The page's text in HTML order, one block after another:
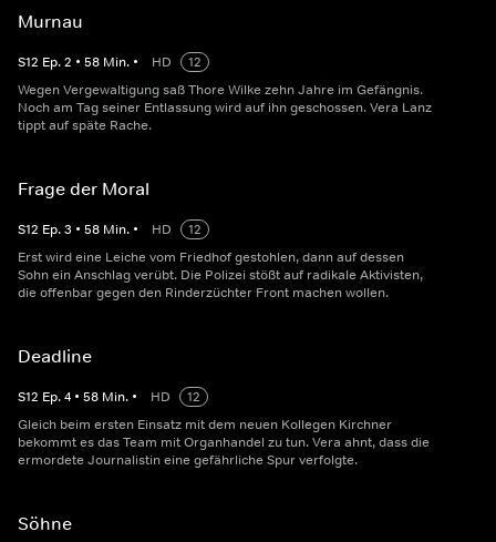
Murnau
S12 Ep.2 • 58 Min. • HD
12
Wegen Vergewaltigung saß Thore Wilke zehn Jahre im Gefängnis.
Noch am Tag seiner Entlassung wird auf ihn geschossen. Vera Lanz
tippt auf späte Rache.
Frage der Moral
S12 Ep.3 • 58 Min. • HD
12
Erst wird eine Leiche vom Friedhof gestohlen, dann auf dessen
Sohn ein Anschlag verübt. Die Polizei stößt auf radikale Aktivisten,
die offenbar gegen den Rinderzüchter Front machen wollen.
Deadline
S12 Ep.4 • 58 Min. • HD
12
Gleich beim ersten Einsatz mit dem neuen Kollegen Kirchner
bekommt es das Team mit Organhandel zu tun. Vera ahnt, dass die
ermordete Journalistin eine gefährliche Spur verfolgte.
Söhne